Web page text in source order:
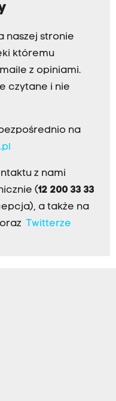
naszej stronie
któremu
z opiniami.
czytane i nie
na
z nami
(12 200 33 33
a także na
Twitterze